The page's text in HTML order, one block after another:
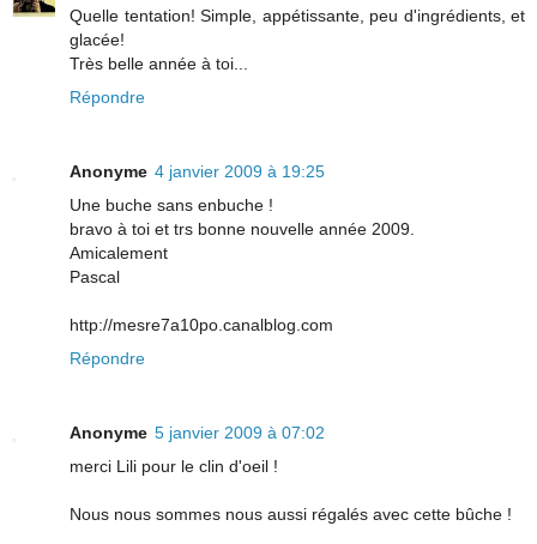
Quelle tentation! Simple, appétissante, peu d'ingrédients, et
glacée!
Très belle année à toi...
Répondre
Anonyme 4 janvier 2009 à 19:25
Une buche sans enbuche !
bravo à toi et trs bonne nouvelle année 2009.
Amicalement
Pascal
http://mesre7a10po.canalblog.com
Répondre
Anonyme 5 janvier 2009 à 07:02
merci Lili pour le clin d'oeil !
Nous nous sommes nous aussi régalés avec cette bûche !